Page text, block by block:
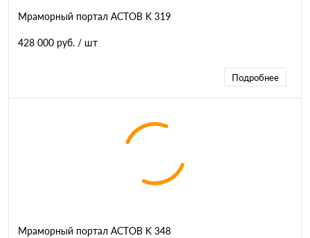
Мраморный портал АСТОВ K 319
428 000 руб. / шт
Подробнее
Мраморный портал АСТОВ K 348